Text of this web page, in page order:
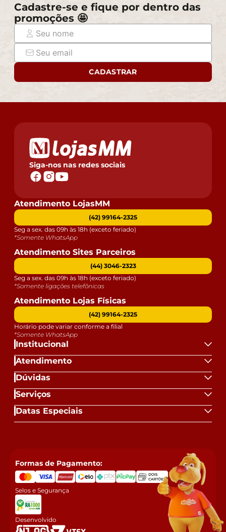
Cadastre-se e fique por dentro das
promoções 🤩
CADASTRAR
Siga-nos nas redes sociais
Institucional
Atendimento
Dúvidas
Serviços
Datas Especiais
Atendimento LojasMM
(42) 99164-2325
Seg a sex. das 09h às 18h (exceto feriado)
*Somente WhatsApp
Atendimento Sites Parceiros
(44) 3046-2323
Seg a sex. das 09h às 18h (exceto feriado)
*Somente ligações telefônicas
Atendimento Lojas Físicas
(42) 99164-2325
Horário pode variar conforme a filial
*Somente WhatsApp
Formas de Pagamento:
Selos e Segurança
Desenvolvido